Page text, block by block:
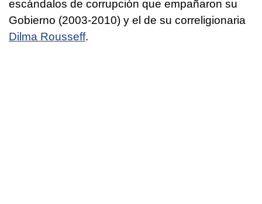
escándalos de corrupción que empañaron su
Gobierno (2003-2010) y el de su correligionaria
Dilma Rousseff.